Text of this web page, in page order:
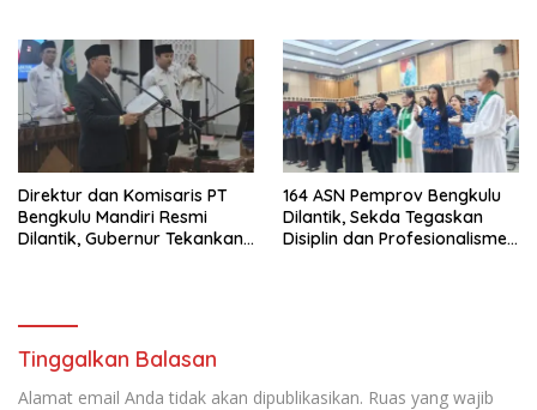
Direktur dan Komisaris PT
Bengkulu Mandiri Resmi
Dilantik, Gubernur Tekankan
164 ASN Pemprov Bengkulu
Dilantik, Sekda Tegaskan
Disiplin dan Profesionalisme
Tinggalkan Balasan
Alamat email Anda tidak akan dipublikasikan. Ruas yang wajib